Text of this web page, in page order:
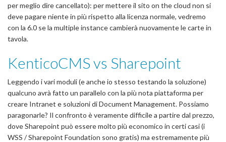
per meglio dire cancellato): per mettere il sito on the cloud non si
deve pagare niente in più rispetto alla licenza normale, vedremo
con la 6.0 se la multiple instance cambierà nuovamente le carte in
tavola.
KenticoCMS vs Sharepoint
Leggendo i vari moduli (e anche io stesso testando la soluzione)
qualcuno avrà fatto un parallelo con la più nota piattaforma per
creare Intranet e soluzioni di Document Management. Possiamo
paragonarle? Il confronto è veramente difficile a partire dal prezzo,
dove Sharepoint può essere molto più economico in certi casi (i
WSS / Sharepoint Foundation sono gratis) ma estremamente più